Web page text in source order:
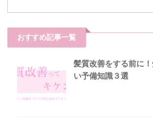
おすすめ記事一覧
髪質改善をする前に
い予備知識３選